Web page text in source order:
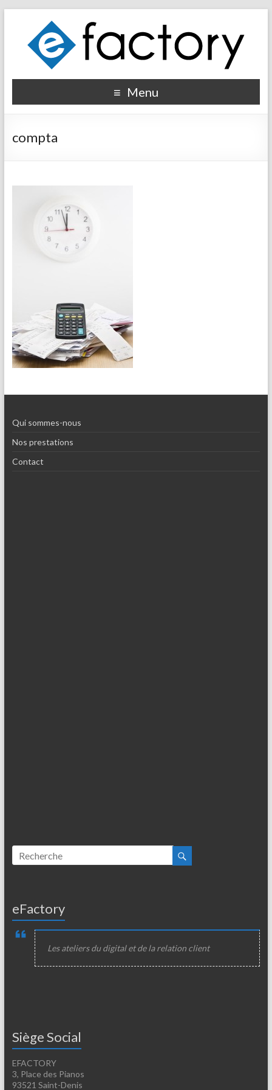
Menu
compta
Qui sommes-nous
Nos prestations
Contact
eFactory
Les ateliers du digital et de la relation client
Siège Social
EFACTORY
3, Place des Pianos
93521 Saint-Denis